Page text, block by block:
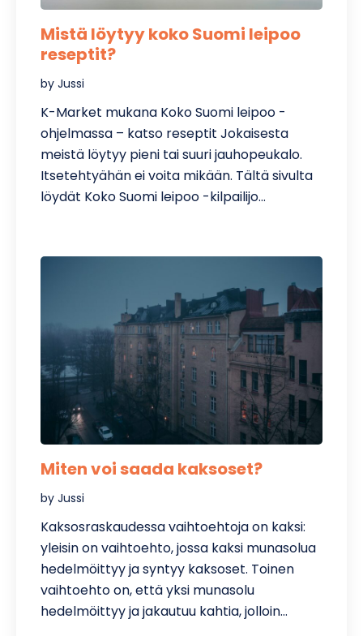
Mistä löytyy koko Suomi leipoo
reseptit?
by Jussi
K-Market mukana Koko Suomi leipoo -
ohjelmassa – katso reseptit​ Jokaisesta
meistä löytyy pieni tai suuri jauhopeukalo.
Itsetehtyähän ei voita mikään. Tältä sivulta
löydät Koko Suomi leipoo -kilpailijo…
Miten voi saada kaksoset?
by Jussi
Kaksosraskaudessa vaihtoehtoja on kaksi:
yleisin on vaihtoehto, jossa kaksi munasolua
hedelmöittyy ja syntyy kaksoset. Toinen
vaihtoehto on, että yksi munasolu
hedelmöittyy ja jakautuu kahtia, jolloin…